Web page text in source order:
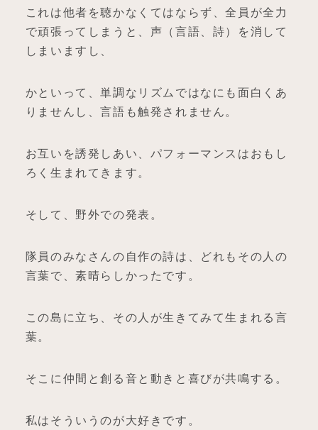
これは他者を聴かなくてはならず、全員が全力
で頑張ってしまうと、声（言語、詩）を消して
しまいますし、
かといって、単調なリズムではなにも面白くあ
りませんし、言語も触発されません。
お互いを誘発しあい、パフォーマンスはおもし
ろく生まれてきます。
そして、野外での発表。
隊員のみなさんの自作の詩は、どれもその人の
言葉で、素晴らしかったです。
この島に立ち、その人が生きてみて生まれる言
葉。
そこに仲間と創る音と動きと喜びが共鳴する。
私はそういうのが大好きです。